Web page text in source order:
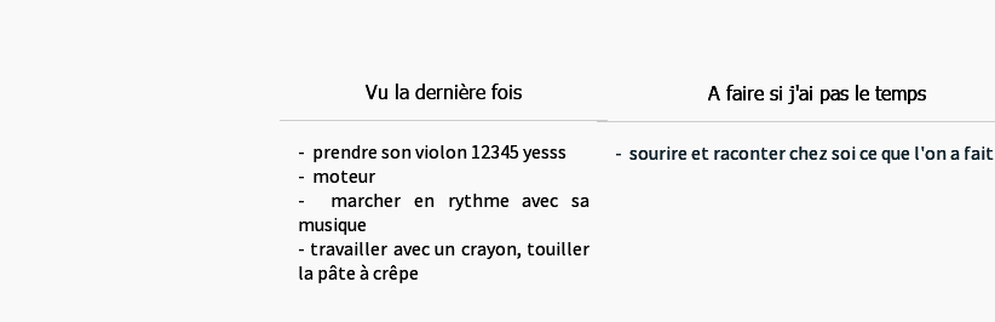
Vu la dernière fois
- prendre son violon 12345 yesss
- moteur
- marcher en rythme avec sa
musique
- travailler avec un crayon, touiller
la pâte à crêpe
Vu la dernière fois
- prendre son violon 12345 yesss
- moteur
- marcher en rythme avec sa
musique
- travailler avec un crayon, touiller
la pâte à crêpe
A faire si j'ai pas le temps
- sourire et raconter chez soi ce que l'on a fait
A faire si j'ai pas le temps
- sourire et raconter chez soi ce que l'on a fait
A faire si j'ai pas le temps
- sourire et raconter chez soi ce que l'on a fait